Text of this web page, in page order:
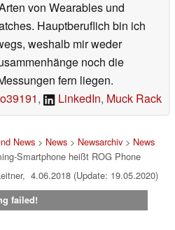
von Wearables und
Hauptberuflich bin ich
weshalb mir weder
noch die
fern liegen.
, LinkedIn, Muck Rack
News> News> Newsarchiv> News
Smartphone heißt ROG Phone
4.06.2018 (Update: 19.05.2020)
failed!